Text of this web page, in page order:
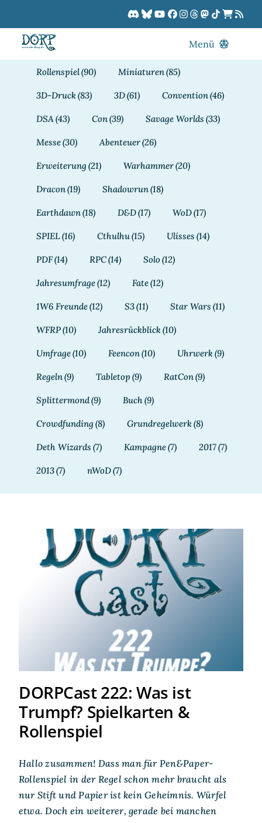
springen
Menü
Rollenspiel(90) Miniaturen(85)
3D-Druck(83) 3D(61) Convention(46)
DSA (43) Con(39) Savage Worlds (33)
Messe(30) Abenteuer(26)
Erweiterung (21) Warhammer(20)
Dracon(19) Shadowrun(18)
Earthdawn(18) D&D(17) WoD(17)
SPIEL(16) Cthulhu(15) Ulisses (14)
PDF(14) RPC(14) Solo(12)
Jahresumfrage(12) Fate(12)
1W6 Freunde(12) S3(11) Star Wars (11)
WFRP(10) Jahresrückblick(10)
Umfrage(10) Feencon(10) Uhrwerk(9)
Regeln(9) Tabletop (9) RatCon(9)
Splittermond(9) Buch(9)
Crowdfunding (8) Grundregelwerk(8)
Deth Wizards (7) Kampagne(7) 2017(7)
2013(7) nWoD(7)
DORPCast 222: Was ist
Trumpf? Spielkarten &
Rollenspiel
DORPCast 222: Was ist
Trumpf? Spielkarten &
Rollenspiel
Hallo zusammen! Dass man für Pen&Paper-
Rollenspiel in der Regel schon mehr braucht als
nur Stift und Papier ist kein Geheimnis. Würfel
etwa. Doch ein weiterer, gerade bei manchen